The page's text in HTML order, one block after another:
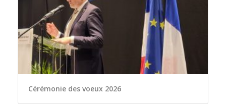
Cérémonie des voeux 2026